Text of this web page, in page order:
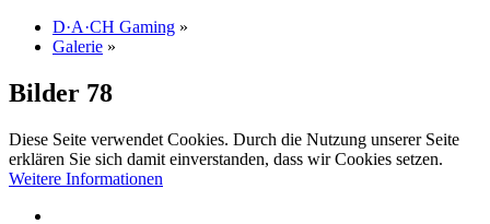
D·A·CH Gaming »
Galerie »
Bilder 78
Diese Seite verwendet Cookies. Durch die Nutzung unserer Seite
erklären Sie sich damit einverstanden, dass wir Cookies setzen.
Weitere Informationen